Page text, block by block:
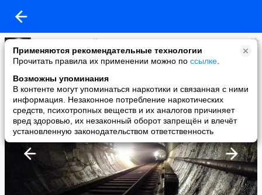
Применяются рекомендательные технологии
Прочитать правила их применении можно по ссылке
Возможны упоминания
В контенте могут упоминаться наркотики и связанная с ними
информация. Незаконное потребление наркотических
средств, психотропных веществ и их аналогов причиняет
вред здоровью, их незаконный оборот запрещён и влечёт
установленную законодательством ответственность
Алекс. Тот самый Алекс.
added a photo
16 Aug в 14:34